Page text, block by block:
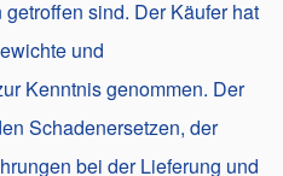
sind. Der Käufer hat
und
Kenntnis genommen. Der
Schadenersetzen, der
bei der Lieferung und